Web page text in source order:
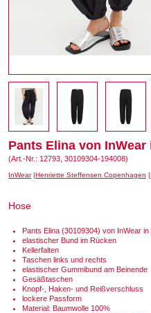
Pants Elina von InWear
(Art.-Nr.: 12793, 30109304-194008)
InWear Henriette Steffensen Copenhagen
Hose
Pants Elina (30109304) von InWear in
elastischer Bund im Rücken
Kellerfalten
Taschen links und rechts
elastischer Gummibund am Beinende
Gesäßtaschen
Knopf-, Haken- und Reißverschluss
lockere Passform
Material: Baumwolle 100%